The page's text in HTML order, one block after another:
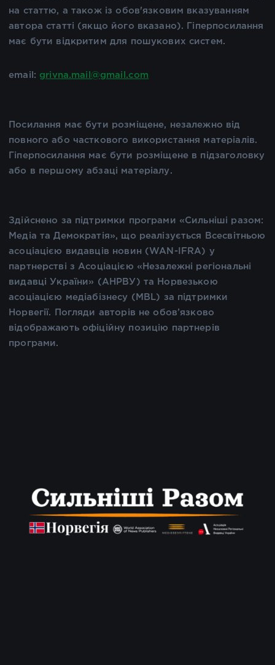
на статтю, а також із обов'язковим вказуванням
автора статті (якщо його вказано). Гіперпосилання
має бути відкритим для пошукових систем.
email: grivna.mail@gmail.com
Посилання має бути розміщене, незалежно від
повного або часткового використання матеріалів.
Гіперпосилання має бути розміщене в підзаголовку
або в першому абзаці матеріалу.
Здійснено за підтримки програми «Сильніші разом:
Медіа та Демократія», що реалізується Всесвітньою
асоціацією видавців новин (WAN-IFRA) у
партнерстві з Асоціацією «Незалежні регіональні
видавці України» (АНРВУ) та Норвезькою
асоціацією медіабізнесу (MBL) за підтримки
Норвегії. Погляди авторів не обов’язково
відображають офіційну позицію партнерів
програми.